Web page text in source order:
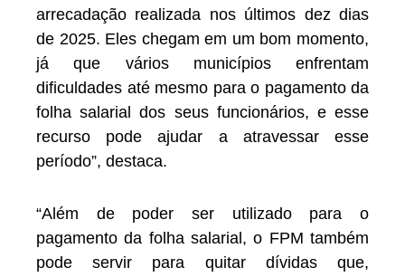
arrecadação realizada nos últimos dez dias
de 2025. Eles chegam em um bom momento,
já que vários municípios enfrentam
dificuldades até mesmo para o pagamento da
folha salarial dos seus funcionários, e esse
recurso pode ajudar a atravessar esse
período”, destaca.
“Além de poder ser utilizado para o
pagamento da folha salarial, o FPM também
pode servir para quitar dívidas que,